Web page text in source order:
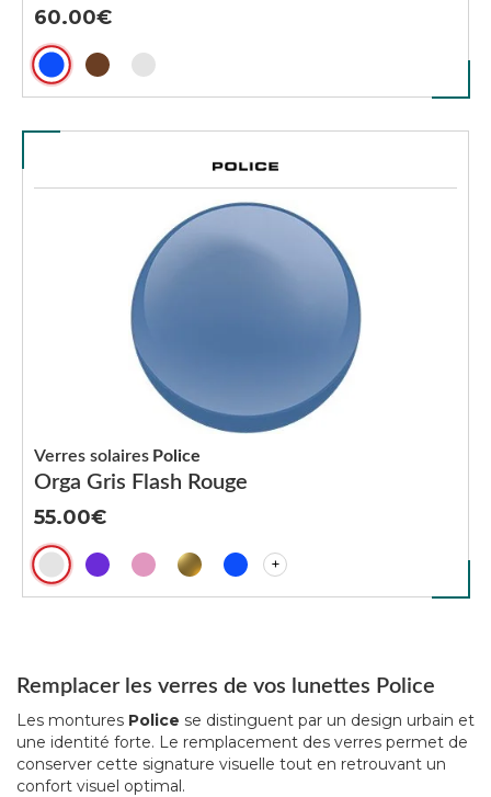
60.00
Orga Gris Flash Rouge
Verres solaires Police
55.00
+
Remplacer les verres de vos lunettes Police
Les montures Police se distinguent par un design urbain et
une identité forte. Le remplacement des verres permet de
conserver cette signature visuelle tout en retrouvant un
confort visuel optimal.